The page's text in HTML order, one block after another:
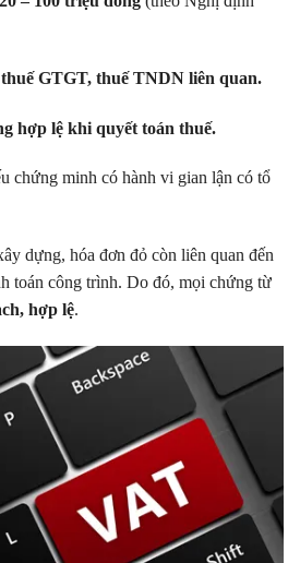
GTGT, thuế TNDN liên quan.
hợp lệ khi quyết toán thuế.
chứng minh có hành vi gian lận có tổ
dựng, hóa đơn đỏ còn liên quan đến
toán công trình. Do đó, mọi chứng từ
hợp lệ.